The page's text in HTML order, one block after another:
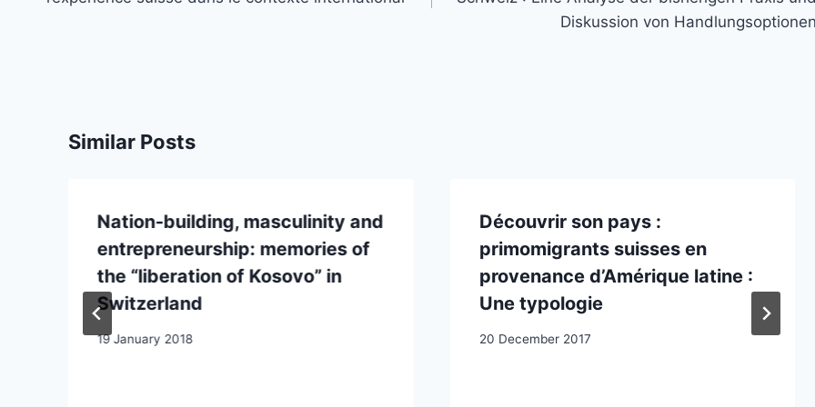
Diskussion von Handlungsoptionen
Similar Posts
Nation-building, masculinity and
entrepreneurship: memories of
the “liberation of Kosovo” in
Switzerland
19 January 2018
Découvrir son pays :
primomigrants suisses en
provenance d’Amérique latine :
Une typologie
20 December 2017